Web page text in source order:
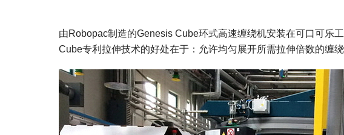
由Robopac制造的Genesis Cube环式高速缠绕机安装在可口可乐
Cube专利拉伸技术的好处在于：允许均匀展开所需拉伸倍数的缠